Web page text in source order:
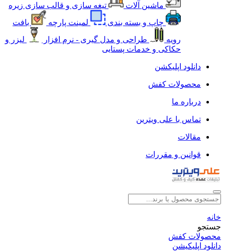
ماشین آلات
تیغه سازی و قالب سازی زیره
چاپ و بسته بندی
لمینت پارچه
بافت
رویه
طراحی و مدل گیری - نرم افزار
لیزر و
حکاکی و خدمات پستایی
دانلود اپلیکشن
محصولات کفش
درباره ما
تماس با علی ویترین
مقالات
قوانین و مقررات
خانه
جستجو
محصولات کفش
دانلود اپلیکیشن